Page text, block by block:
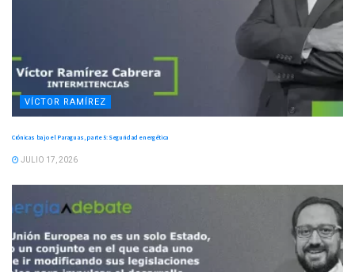
VÍCTOR RAMÍREZ
Crónicas bajo el Paraguas, parte 5: Seguridad energética
JULIO 17, 2026